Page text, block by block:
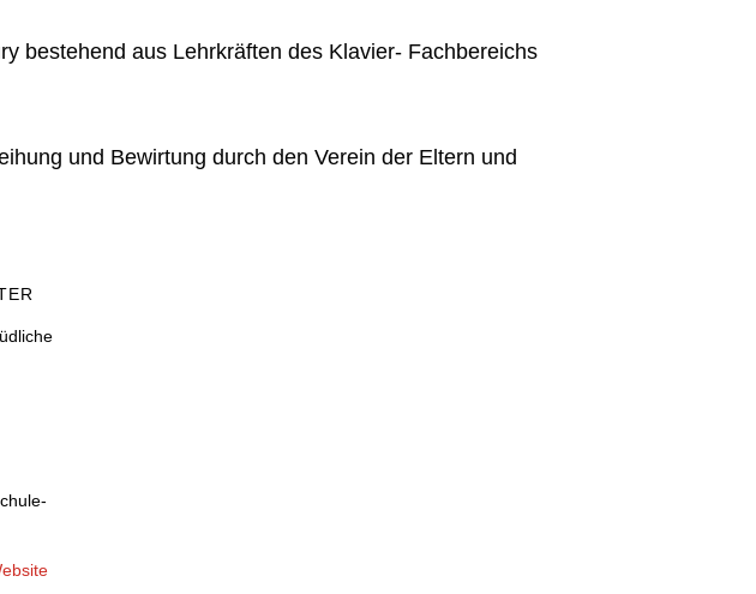
bestehend aus Lehrkräften des Klavier- Fachbereichs
und Bewirtung durch den Verein der Eltern und